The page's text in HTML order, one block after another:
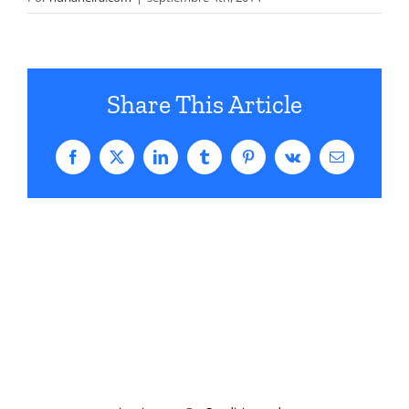
Share This Article
Facebook
X LinkedInTumblrPinterestVk
Correo
electrónico